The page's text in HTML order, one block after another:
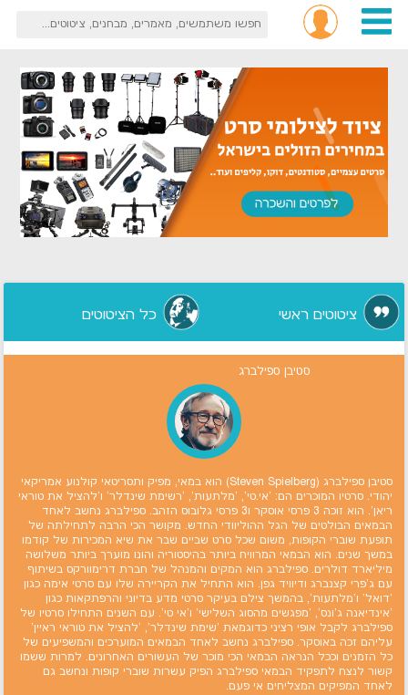
ציטוטים ראשי כל הציטוטים
סטיבן ספילברג
סטיבן ספילברג (Steven Spielberg) הוא במאי, מפיק ותסריטאי קולנוע אמריקאי
יהודי. סרטיו המוכרים הם: 'אי.טי', 'מלתעות', 'רשימת שינדלר' ו'להציל את טוראי
ריאן'. הוא זוכה 3 פרסי אוסקר ו3 פרסי גלובוס הזהב. ספילברג נחשב לאחד
הבמאים הבולטים של הגל ההוליוודי החדש. מקושר הכי הרבה לתחילתה של
תופעת שוברי הקופות, משום שכל סרט שביים שבר את שיא המכירות של קודמו
במשך שנים. הוא הבמאי המרוויח ביותר בהיסטוריה והונו מוערך ביותר משלושה
מיליארד דולרים. ספילברג הוא המקים והמנהל של חברת דרימוורקס בשיתוף
עם ג'פרי קצנברג ודיוויד גפן. הוא התחיל את הקריירה שלו עם סרטי אימה כגון
'דואל' ו'מלתעות', בהמשך צילם בעיקר סרטי מדע בדיוני והרפתקאות כגון
'אינדיאנה ג'ונס', 'מפגשים מהסוג השלישי' ו'אי טי'. עם השנים התחילו סרטיו של
ספילברג לקבל אופי רציני כדוגמאת 'שימת שינדלר', 'להציל את טוראי ראיין'
עליהם זכה באוסקר. ספילברג נחשב לאחד הבמאים המוערכים והמשפיעים של
כל הזמנים וככל הנראה הבמאי הכי מוכר של העשורים האחרונים. למרות ששמו
קשור לנצח לתפקיד הבמאי ספילברג הפיק עשרות שוברי קופות ונחשב גם
לאחד המפיקים המצליחים אי פעם.